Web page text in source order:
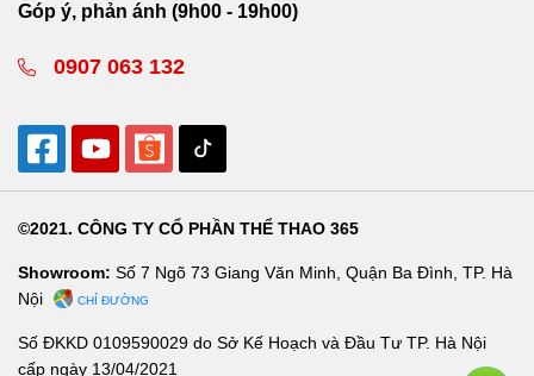
Góp ý, phản ánh (9h00 - 19h00)
0907 063 132
©2021. CÔNG TY CỔ PHẦN THỂ THAO 365
Showroom: Số 7 Ngõ 73 Giang Văn Minh, Quận Ba Đình, TP. Hà
Nội
CHỈ ĐƯỜNG
Số ĐKKD 0109590029 do Sở Kế Hoạch và Đầu Tư TP. Hà Nội
cấp ngày 13/04/2021